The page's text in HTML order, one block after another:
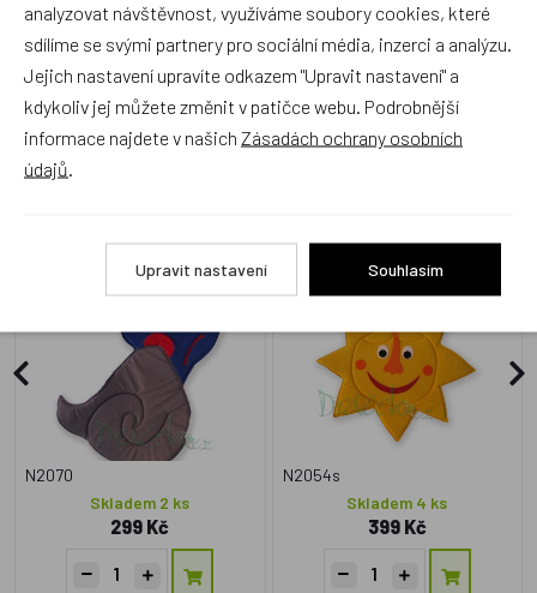
Alternativní zboží
N2070
Skladem 2 ks
299 Kč
N2054s
Skladem 4 ks
399 Kč
analyzovat návštěvnost, využíváme soubory cookies, které
sdílíme se svými partnery pro sociální média, inzerci a analýzu.
Jejich nastavení upravíte odkazem "Upravit nastavení" a
kdykoliv jej můžete změnit v patičce webu. Podrobnější
informace najdete v našich Zásadách ochrany osobních
údajů
Upravit nastavení Souhlasím